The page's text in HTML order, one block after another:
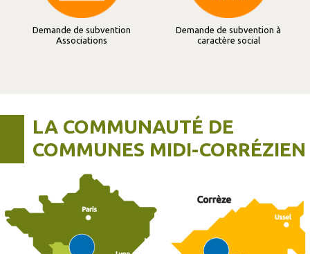
Demande de subvention
Associations
Demande de subvention à
caractère social
LA COMMUNAUTÉ DE
COMMUNES MIDI-CORRÉZIEN